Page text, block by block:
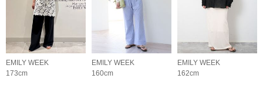
EMILY WEEK
173cm
EMILY WEEK
160cm
EMILY WEEK
162cm